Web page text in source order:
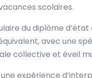
scolaires.
du diplôme
avec une
collective et éveil
une expérience